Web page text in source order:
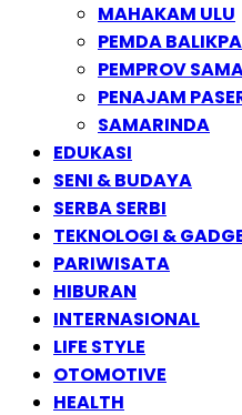
MAHAKAM ULU
PEMDA
PEMPROV
PENAJAM
SAMARINDA
EDUKASI
SENI & BUDAYA
SERBA SERBI
TEKNOLOGI &
PARIWISATA
HIBURAN
INTERNASIONAL
LIFE STYLE
OTOMOTIVE
HEALTH